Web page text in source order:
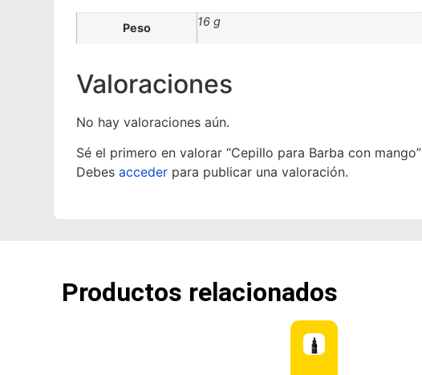
Peso 16 g
Valoraciones
No hay valoraciones aún.
Sé el primero en valorar “Cepillo para Barba con mango”
Debes accederpara publicar una valoración.
Productos relacionados